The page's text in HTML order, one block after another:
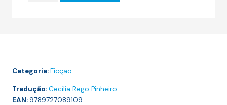
14.13 €.12.72 €.
Categoria:Ficção
Tradução:Cecília Rego Pinheiro
EAN:9789727089109